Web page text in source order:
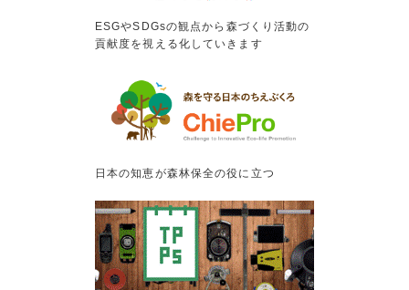
ESGやSDGsの観点から森づくり活動の
貢献度を視える化していきます
日本の知恵が森林保全の役に立つ